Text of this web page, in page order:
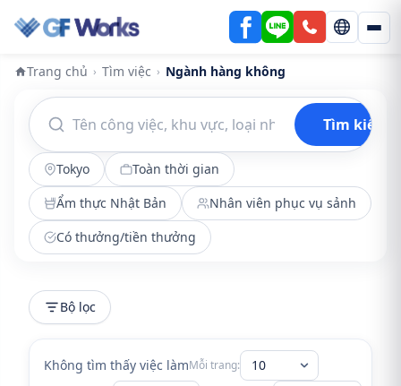
Trang chủ › Tìm việc › Ngành hàng không
Tìm kiếm
Tokyo
Toàn thời gian
Ẩm thực Nhật Bản
Nhân viên phục vụ sảnh
Có thưởng/tiền thưởng
Bộ lọc
Không tìm thấy việc làmMỗi trang: 10